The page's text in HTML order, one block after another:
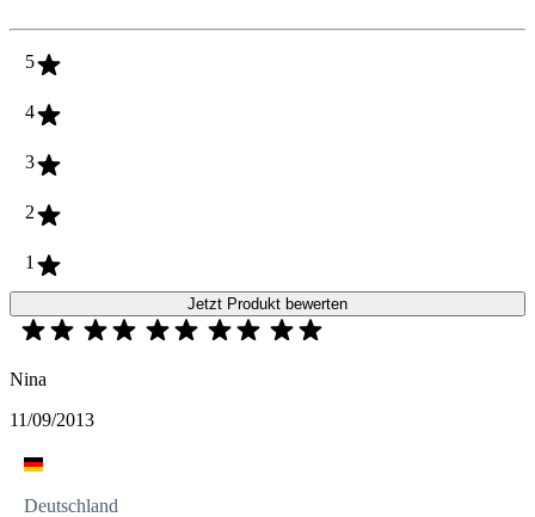
5
4
3
2
1
Jetzt Produkt bewerten
Nina
11/09/2013
Deutschland